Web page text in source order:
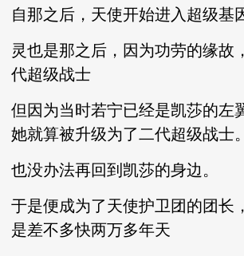
自那之后，天使开始进入超级基
灵也是那之后，因为功劳的缘故
代超级战士
但因为当时若宁已经是凯莎的左
她就算被升级为了二代超级战士。
也没办法再回到凯莎的身边。
于是便成为了天使护卫团的团长
是差不多快两万多年天